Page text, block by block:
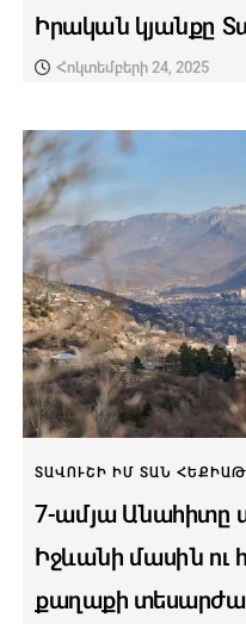
Իրական կյանքը
Հոկտեմբերի 24, 2025
ՏԱՎՈՒՇԻ ԻՄ ՏԱՆ
7-ամյա Անահիտը
Իջևանի մասին ու
քաղաքի